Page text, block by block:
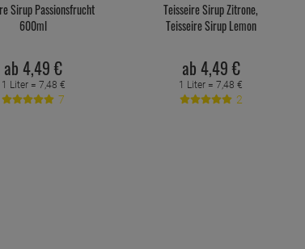
Sirup Passionsfrucht
600ml
ab 4,49 €
1 Liter = 7,48 €
7
Teisseire Sirup Zitrone,
Teisseire Sirup Lemon
ab 4,49 €
1 Liter =7,48 €
2